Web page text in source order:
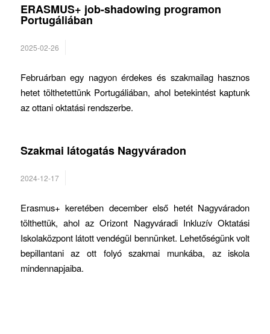
ERASMUS+ job-shadowing programon
Portugáliában
2025-02-26
Februárban egy nagyon érdekes és szakmailag hasznos
hetet tölthetettünk Portugáliában, ahol betekintést kaptunk
az ottani oktatási rendszerbe.
Szakmai látogatás Nagyváradon
2024-12-17
Erasmus+ keretében december első hetét Nagyváradon
tölthettük, ahol az Orizont Nagyváradi Inkluzív Oktatási
Iskolaközpont látott vendégül bennünket. Lehetőségünk volt
bepillantani az ott folyó szakmai munkába, az iskola
mindennapjaiba.